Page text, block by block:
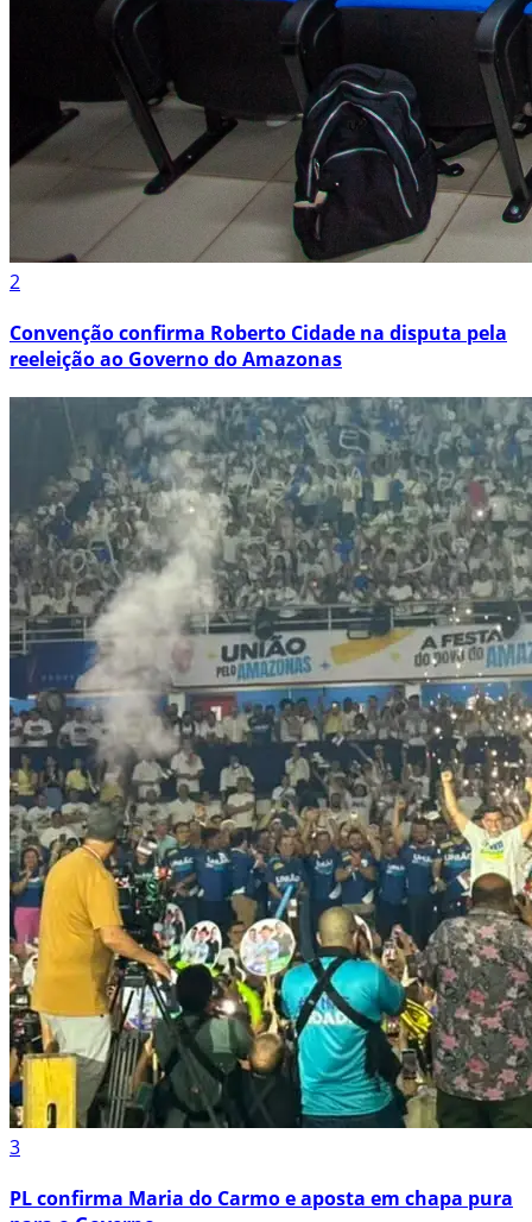
2
Convenção confirma Roberto Cidade na disputa pela
reeleição ao Governo do Amazonas
3
PL confirma Maria do Carmo e aposta em chapa pura